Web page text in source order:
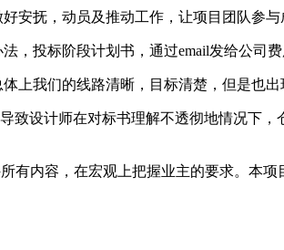
安抚，动员及推动工作，让项目团队参与
，投标阶段计划书，通过email发给公司费
上我们的线路清晰，目标清楚，但是也出
致设计师在对标书理解不透彻地情况下
有内容，在宏观上把握业主的要求。本